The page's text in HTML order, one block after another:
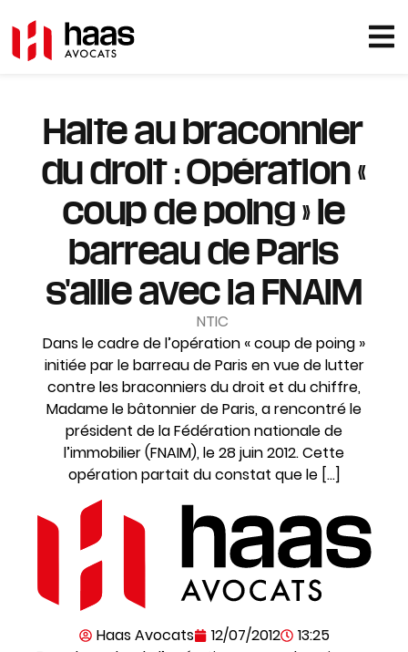
Halte au braconnier
du droit : Opération «
coup de poing » le
barreau de Paris
s'allie avec la FNAIM
NTIC
Dans le cadre de l’opération « coup de poing »
initiée par le barreau de Paris en vue de lutter
contre les braconniers du droit et du chiffre,
Madame le bâtonnier de Paris, a rencontré le
président de la Fédération nationale de
l’immobilier (FNAIM), le 28 juin 2012. Cette
opération partait du constat que le […]
Haas Avocats 12/07/2012
13:25